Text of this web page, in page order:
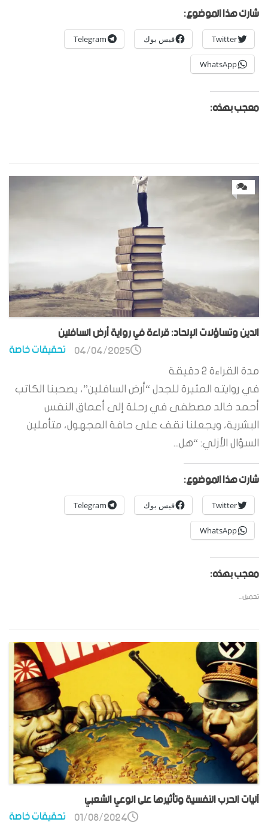
شارك هذا الموضوع:
Twitter فيس بوك Telegram
WhatsApp
معجب بهذه:
0
الدين وتساؤلات الإلحاد: قراءة في رواية أرض السافلين
تحقيقات خاصة 04/04/2025
مدة القراءة 2 دقيقة
في روايته المثيرة للجدل “أرض السافلين”، يصحبنا الكاتب
أحمد خالد مصطفى في رحلة إلى أعماق النفس
البشرية، ويجعلنا نقف على حافة المجهول، متأملين
السؤال الأزلي: “هل...
شارك هذا الموضوع:
Twitter فيس بوك Telegram
WhatsApp
معجب بهذه:
تحميل...
آليات الحرب النفسية وتأثيرها على الوعي الشعبي
تحقيقات خاصة